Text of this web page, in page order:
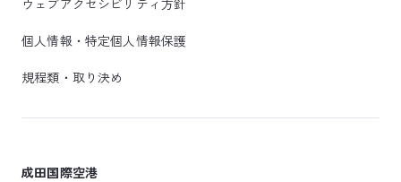
ウェブアクセシビリティ方針
個人情報・特定個人情報保護
規程類・取り決め
成田国際空港